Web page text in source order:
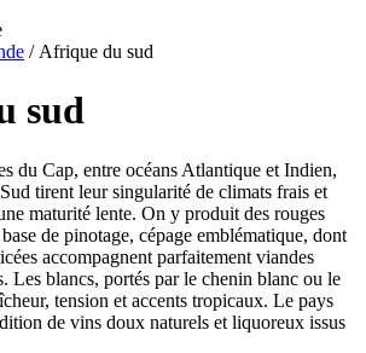
/ Afrique du sud
sud
du Cap, entre océans Atlantique et Indien,
tirent leur singularité de climats frais et
maturité lente. On y produit des rouges
de pinotage, cépage emblématique, dont
accompagnent parfaitement viandes
Les blancs, portés par le chenin blanc ou le
tension et accents tropicaux. Le pays
de vins doux naturels et liquoreux issus